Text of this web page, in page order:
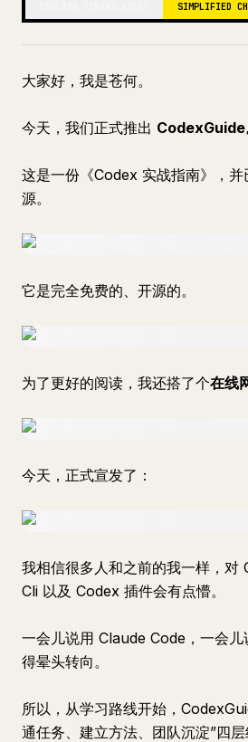
SIMPLIFIED
大家好，我是苍何。
今天，我们正式推出 CodexGuide
这是一份《Codex 实战指南》，
源。
它是完全免费的、开源的。
为了更好的阅读，我还搭了个在线
今天，正式宣发了：
我相信很多人和之前的我一样，
Cli 以及 Codex 插件会有点懵。
一会儿说用 Claude Code，一会
得晕头转向。
所以，从学习路线开始，
通任务、建立方法、团队沉淀”四